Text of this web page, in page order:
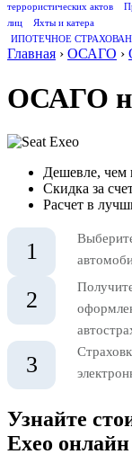
террористических актов
лиц
Яхты и катера
ИПОТЕЧНОЕ
Главная › ОСАГО ›
ОСАГО
Дешевле, чем
Скидка за
Расчет в
1
2
3
Узнайте
Exeo онлайн